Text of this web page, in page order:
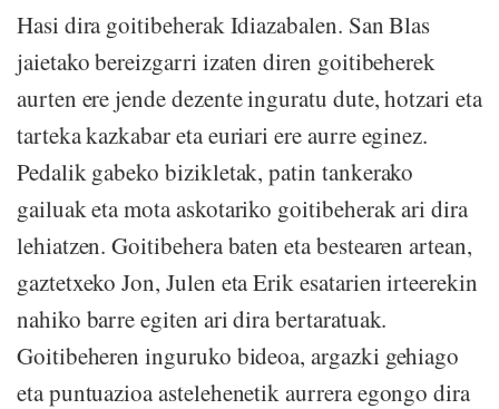
Hasi dira goitibeherak Idiazabalen. San Blas
jaietako bereizgarri izaten diren goitibeherek
aurten ere jende dezente inguratu dute, hotzari eta
tarteka kazkabar eta euriari ere aurre eginez.
Pedalik gabeko bizikletak, patin tankerako
gailuak eta mota askotariko goitibeherak ari dira
lehiatzen. Goitibehera baten eta bestearen artean,
gaztetxeko Jon, Julen eta Erik esatarien irteerekin
nahiko barre egiten ari dira bertaratuak.
Goitibeheren inguruko bideoa, argazki gehiago
eta puntuazioa astelehenetik aurrera egongo dira